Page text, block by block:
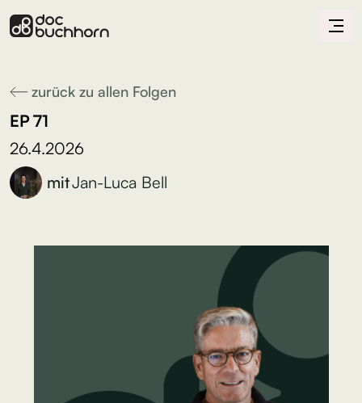
zurück zu allen Folgen
EP71
26.4.2026
mitJan-Luca Bell